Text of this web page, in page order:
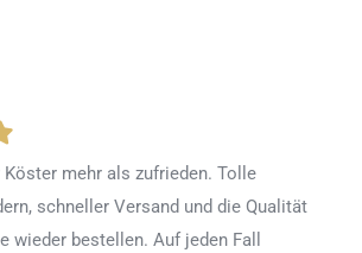
mehr als zufrieden. Tolle
schneller Versand und die Qualität
wieder bestellen. Auf jeden Fall